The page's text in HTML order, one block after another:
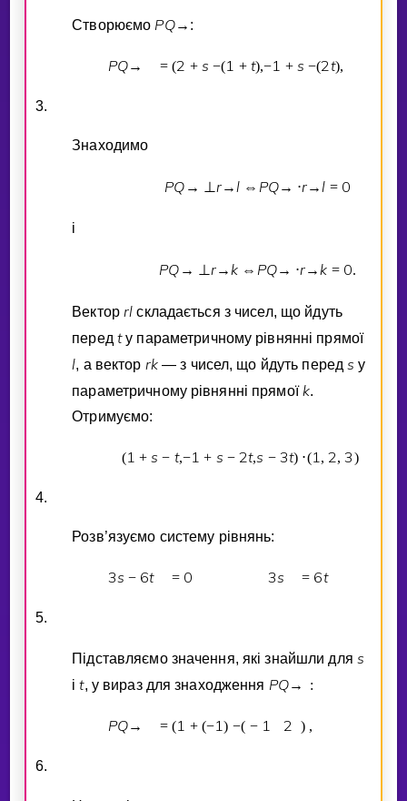
Створюємо PQ→ :
PQ→ = (2 + s −(1 + t),−1 + s −(2t),
3.
Знаходимо
PQ → ⊥ r→l ⇔ PQ→ ⋅r→ l = 0
i
PQ → ⊥ r→k ⇔ PQ→ ⋅r→k = 0.
Векторrl складається з чисел, що йдуть
перед tу параметричному рiвняннi прямої
l, а вектор rk— з чисел, що йдуть передs у
параметричному рiвняннi прямоїk.
Отримуємо:
(1 + s − t,−1 + s − 2t,s − 3t) ⋅(1, 2, 3)
4.
Розв’язуємо систему рiвнянь:
3s − 6t = 0 3s = 6t
5.
Пiдставляємо значення, якi знайшли для s
it, у вираз для знаходження PQ→ :
PQ→ = (1 + (−1) −( − 1 2 ) ,
6.